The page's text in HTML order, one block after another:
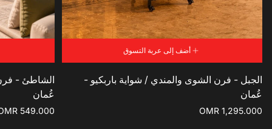
أضف إلى عربة التسوق
الجبل - فرن الشوى والمندي / شواية باربكيو -
عُمان
السعر
OMR 1,295.000
الشاطئ -
عُمان
السعر
549.000